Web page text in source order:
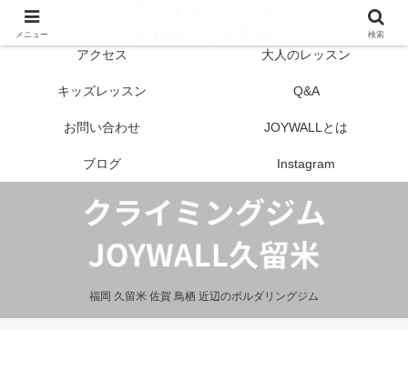
福岡 久留米 佐賀 鳥栖 近辺のボルダリングジム
アクセス 大人のレッスン
キッズレッスン Q&A
お問い合わせ JOYWALLとは
ブログ Instagram
メニュー 検索